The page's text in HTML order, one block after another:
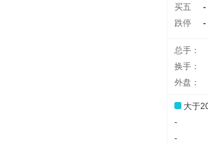
买五
-
跌停
-
总手：
换手：
外盘：
大于
-
-